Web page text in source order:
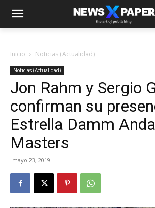
Inicio Noticias (Actualidad)
Noticias (Actualidad)
Jon Rahm y Sergio
confirman su
Estrella Damm
Masters
mayo 23, 2019